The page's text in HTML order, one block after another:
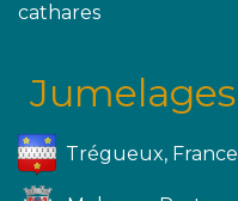
cathares
Jumelages
Trégueux, France